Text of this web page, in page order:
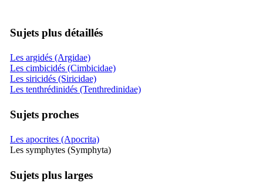
Sujets plus détaillés
Les argidés (Argidae)
Les cimbicidés (Cimbicidae)
Les siricidés (Siricidae)
Les tenthrédinidés (Tenthredinidae)
Sujets proches
Les apocrites (Apocrita)
Les symphytes (Symphyta)
Sujets plus larges